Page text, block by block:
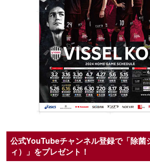
公式YouTubeチャンネル登録で「除菌
ィ）」をプレゼント！